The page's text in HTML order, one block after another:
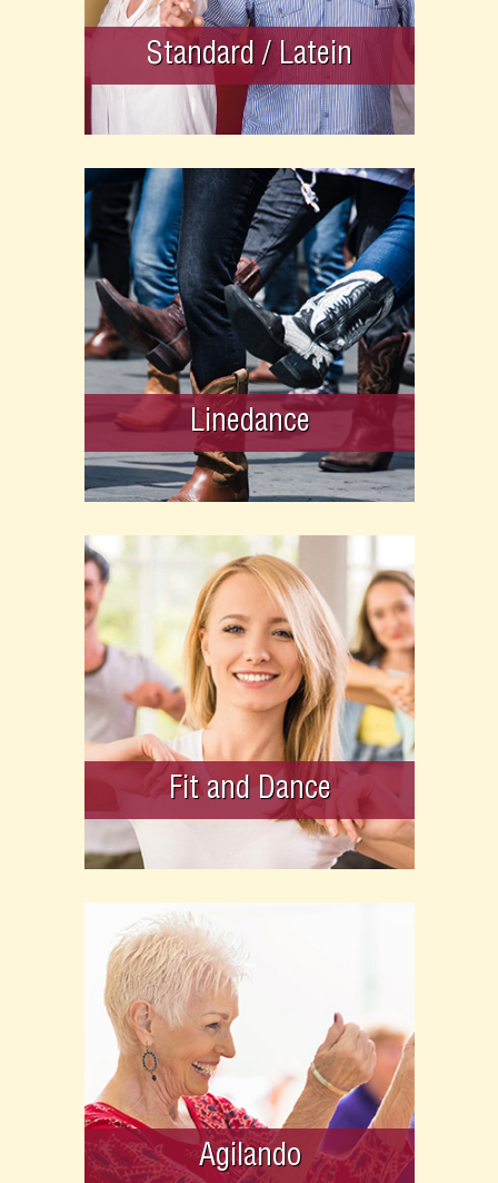
Standard / Latein
Linedance
Fit and Dance
Agilando